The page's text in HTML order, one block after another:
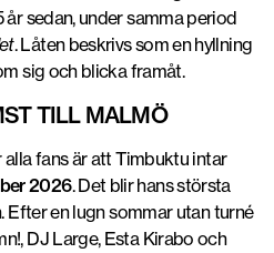
sedan, under samma period
. Låten beskrivs som en hyllning
sig och blicka framåt.
TILL MALMÖ
fans är att Timbuktu intar
2026. Det blir hans största
Efter en lugn sommar utan turné
DJ Large, Esta Kirabo och